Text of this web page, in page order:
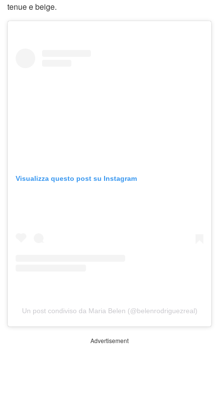
tenue e beige.
Visualizza questo post su Instagram
Un post condiviso da Maria Belen (@belenrodriguezreal)
Advertisement